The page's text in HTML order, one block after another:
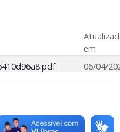
em
06/04/